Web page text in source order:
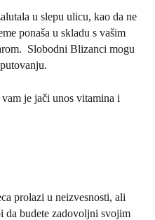
u slepu ulicu, kao da ne
ponaša u skladu s vašim
Slobodni Blizanci mogu
je jači unos vitamina i
prolazi u neizvesnosti, ali
da budete zadovoljni svojim